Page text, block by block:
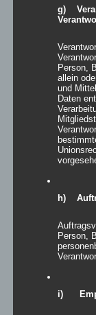
Easy
zur
g)
Person,
allein
und
Daten
h)
Person,
i)